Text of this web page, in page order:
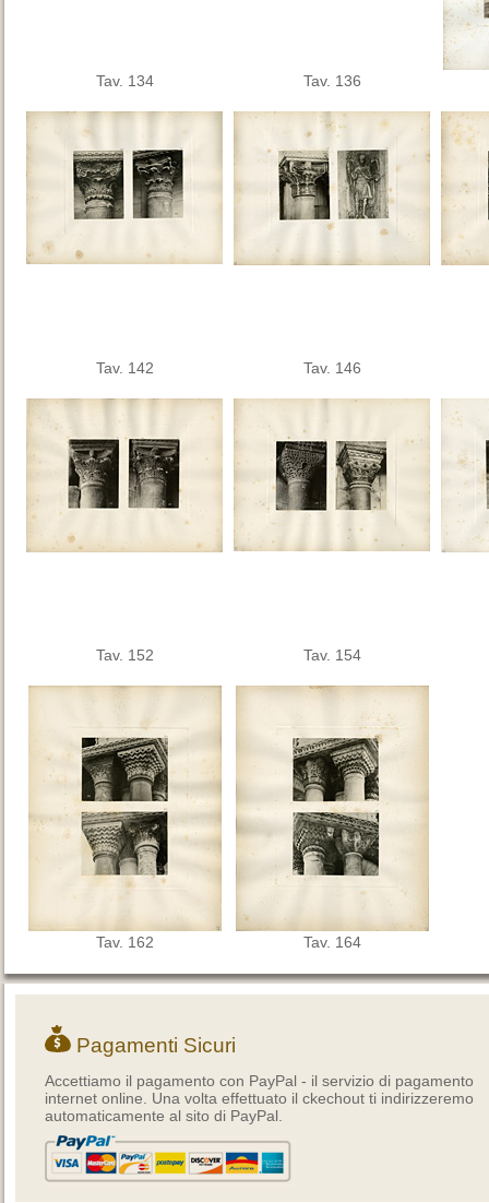
Tav. 134 Tav. 136
Tav. 142 Tav. 146
Tav. 152 Tav. 154
Tav. 162 Tav. 164
Pagamenti Sicuri
Accettiamo il pagamento con PayPal - il servizio di pagamento
internet online. Una volta effettuato il ckechout ti indirizzeremo
automaticamente al sito di PayPal.